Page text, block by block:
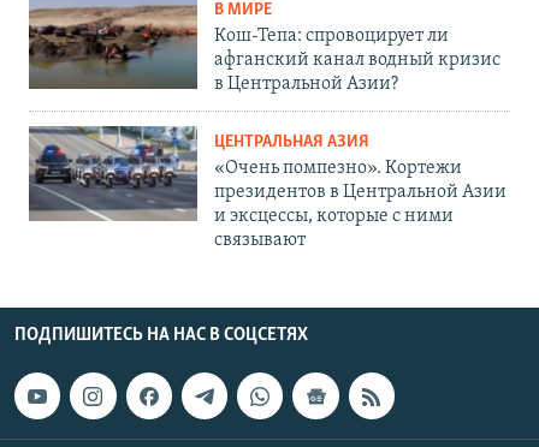
В МИРЕ
Кош-Тепа: спровоцирует ли
афганский канал водный кризис
в Центральной Азии?
ЦЕНТРАЛЬНАЯ АЗИЯ
«Очень помпезно». Кортежи
президентов в Центральной Азии
и эксцессы, которые с ними
связывают
ПОДПИШИТЕСЬ НА НАС В СОЦСЕТЯХ